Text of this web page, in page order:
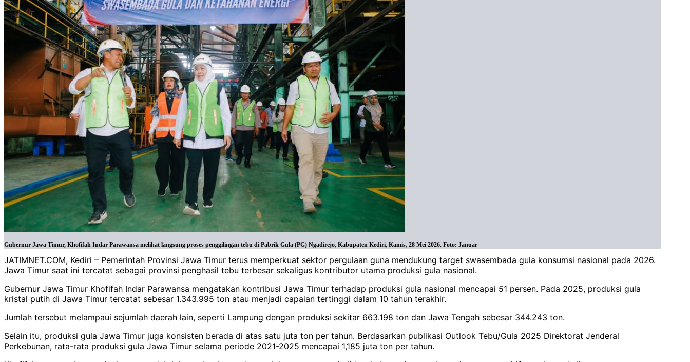
Gubernur Jawa Timur, Khofifah Indar Parawansa melihat langsung proses penggilingan tebu di Pabrik Gula (PG) Ngadirejo, Kabupaten Kediri, Kamis, 28 Mei 2026. Foto: Januar
JATIMNET.COM, Kediri – Pemerintah Provinsi Jawa Timur terus memperkuat sektor pergulaan guna mendukung target swasembada gula konsumsi nasional pada 2026.
Jawa Timur saat ini tercatat sebagai provinsi penghasil tebu terbesar sekaligus kontributor utama produksi gula nasional.
Gubernur Jawa Timur Khofifah Indar Parawansa mengatakan kontribusi Jawa Timur terhadap produksi gula nasional mencapai 51 persen. Pada 2025, produksi gula
kristal putih di Jawa Timur tercatat sebesar 1.343.995 ton atau menjadi capaian tertinggi dalam 10 tahun terakhir.
Jumlah tersebut melampaui sejumlah daerah lain, seperti Lampung dengan produksi sekitar 663.198 ton dan Jawa Tengah sebesar 344.243 ton.
Selain itu, produksi gula Jawa Timur juga konsisten berada di atas satu juta ton per tahun. Berdasarkan publikasi Outlook Tebu/Gula 2025 Direktorat Jenderal
Perkebunan, rata-rata produksi gula Jawa Timur selama periode 2021-2025 mencapai 1,185 juta ton per tahun.